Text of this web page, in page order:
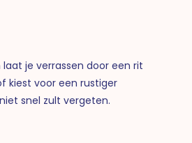
je verrassen door een rit
kiest voor een rustiger
snel zult vergeten.